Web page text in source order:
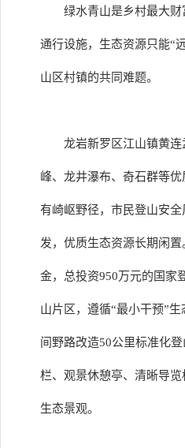
绿水青山是乡村最大
通行设施，生态资源只能“
山区村镇的共同难题。
龙岩新罗区江山镇黄
峰、龙井瀑布、奇石群等
有崎岖野径，市民登山安
发，优质生态资源长期闲
金，总投资950万元的国家
山片区，遵循“最小干预”
间野路改造50公里标准化
栏、观景休憩亭、清晰导
生态景观。